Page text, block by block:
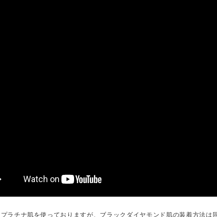
ラチナ肌を使っておりますが、ブラックダイヤモンド肌の装着方法は